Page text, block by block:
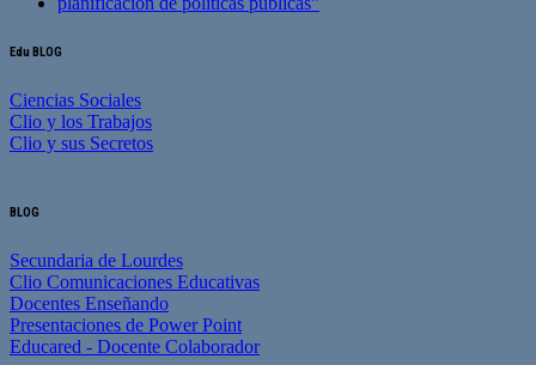
Edu BLOG
Ciencias Sociales
Clio y los Trabajos
Clio y sus Secretos
BLOG
Secundaria de Lourdes
Clio Comunicaciones Educativas
Docentes Enseñando
Presentaciones de Power Point
Educared - Docente Colaborador